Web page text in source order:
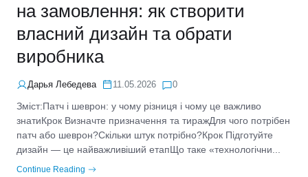
на замовлення: як створити
власний дизайн та обрати
виробника
Дарья Лебедева 11.05.2026 0
Зміст:Патч і шеврон: у чому різниця і чому це важливо
знатиКрок Визначте призначення та тиражДля чого потрібен
патч або шеврон?Скільки штук потрібно?Крок Підготуйте
дизайн — це найважливіший етапЩо таке «технологічни...
Continue Reading